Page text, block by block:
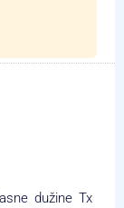
dužine Tx